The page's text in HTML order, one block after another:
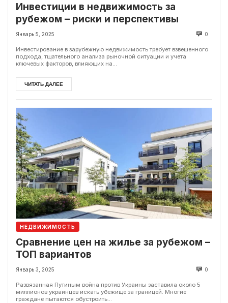
Инвестиции в недвижимость за
рубежом – риски и перспективы
Январь 5, 2025 0
Инвестирование в зарубежную недвижимость требует взвешенного
подхода, тщательного анализа рыночной ситуации и учета
ключевых факторов, влияющих на...
ЧИТАТЬ ДАЛЕЕ
НЕДВИЖИМОСТЬ
Сравнение цен на жилье за рубежом –
ТОП вариантов
Январь 3, 2025 0
Развязанная Путиным война против Украины заставила около 5
миллионов украинцев искать убежище за границей. Многие
граждане пытаются обустроить...